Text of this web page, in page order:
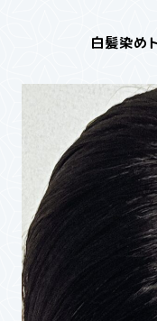
白髪染め